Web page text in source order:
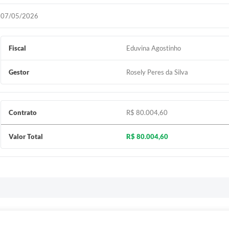
07/05/2026
Fiscal Eduvina Agostinho
Gestor Rosely Peres da Silva
Contrato R$ 80.004,60
Valor Total R$ 80.004,60